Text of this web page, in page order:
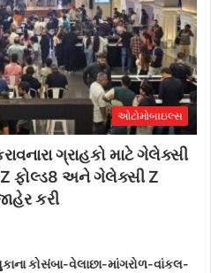
ઓટોમોબાઇલ્સ
ગ્રાહકો માટે ગેલેક્સી
ફોલ્ડ8 અને ગેલેક્સી Z
કરી
કોસંબા-વેલાછા-માંગરોળ-વાંકલ-